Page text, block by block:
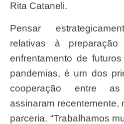
Rita Cataneli.
Pensar estrategicamente sobre pautas
relativas à
enfrentamento de
pandemias, é um dos
cooperação entre
assinaram recentemente,
parceria. “Trabalhamos